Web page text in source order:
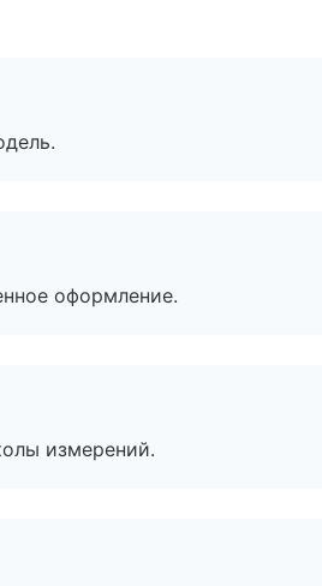
оформление.
измерений.